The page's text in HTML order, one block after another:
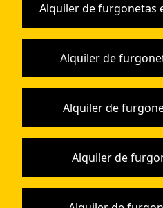
Alquiler de furgonetas
Alquiler de
Alquiler de
Alquiler de